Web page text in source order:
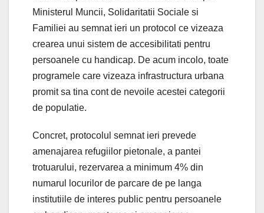
Ministerul Muncii, Solidaritatii Sociale si
Familiei au semnat ieri un protocol ce vizeaza
crearea unui sistem de accesibilitati pentru
persoanele cu handicap. De acum incolo, toate
programele care vizeaza infrastructura urbana
promit sa tina cont de nevoile acestei categorii
de populatie.
Concret, protocolul semnat ieri prevede
amenajarea refugiilor pietonale, a pantei
trotuarului, rezervarea a minimum 4% din
numarul locurilor de parcare de pe langa
institutiile de interes public pentru persoanele